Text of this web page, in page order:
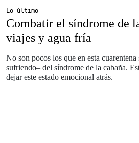
Lo último
Combatir el síndrome de
viajes y agua fría
No son pocos los que en esta
sufriendo– del síndrome de la cabaña.
dejar este estado emocional atrás.